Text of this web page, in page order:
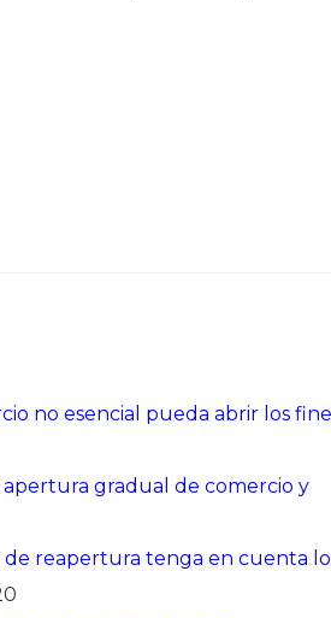
no esencial pueda abrir los
gradual de comercio y
reapertura tenga en cuenta